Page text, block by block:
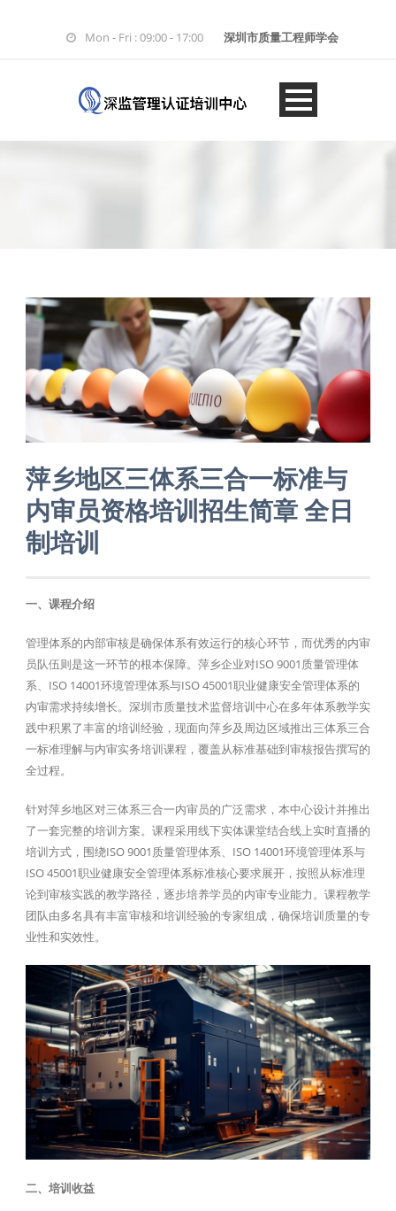
Mon - Fri : 09:00 - 17:00 深圳市质量工程师学会
萍乡地区三体系三合一标准与
内审员资格培训招生简章 全日
制培训
一、课程介绍
管理体系的内部审核是确保体系有效运行的核心环节，而优秀的内审
员队伍则是这一环节的根本保障。萍乡企业对ISO 9001质量管理体
系、ISO 14001环境管理体系与ISO 45001职业健康安全管理体系的
内审需求持续增长。深圳市质量技术监督培训中心在多年体系教学实
践中积累了丰富的培训经验，现面向萍乡及周边区域推出三体系三合
一标准理解与内审实务培训课程，覆盖从标准基础到审核报告撰写的
全过程。
针对萍乡地区对三体系三合一内审员的广泛需求，本中心设计并推出
了一套完整的培训方案。课程采用线下实体课堂结合线上实时直播的
培训方式，围绕ISO 9001质量管理体系、ISO 14001环境管理体系与
ISO 45001职业健康安全管理体系标准核心要求展开，按照从标准理
论到审核实践的教学路径，逐步培养学员的内审专业能力。课程教学
团队由多名具有丰富审核和培训经验的专家组成，确保培训质量的专
业性和实效性。
二、培训收益